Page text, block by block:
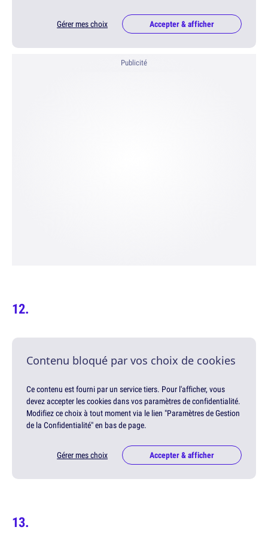
Gérer mes choix Accepter & afficher
Publicité
Contenu bloqué par vos choix de cookies
Ce contenu est fourni par un service tiers. Pour l'afficher, vous
devez accepter les cookies dans vos paramètres de confidentialité.
Modifiez ce choix à tout moment via le lien "Paramètres de Gestion
de la Confidentialité" en bas de page.
Gérer mes choix Accepter & afficher